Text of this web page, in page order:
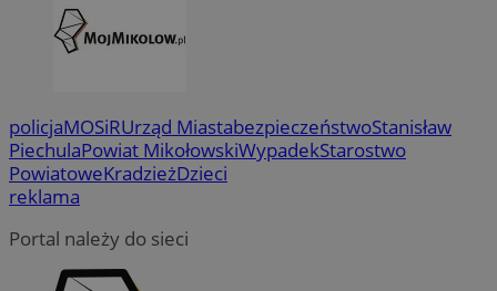
policjaMOSiRUrząd MiastabezpieczeństwoStanisław
PiechulaPowiat MikołowskiWypadekStarostwo
PowiatoweKradzieżDzieci
reklama
Portal należy do sieci